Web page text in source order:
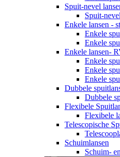
Spuit-nevel
Spuit-
Enkele lansen -
Enkele
Enkele
Enkele lansen-
Enkele
Enkele
Enkele
Dubbele
Dubbele
Flexibele
Flexibele
Telescopische
Schuimlansen
Schuim-